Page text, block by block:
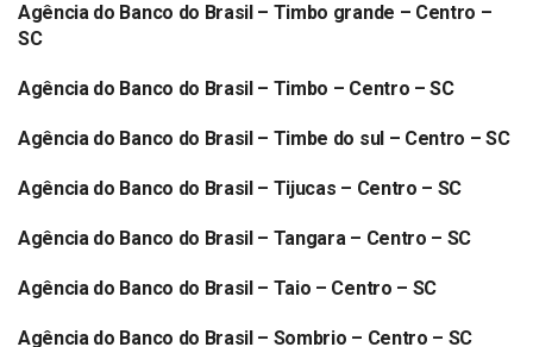
BANCO DO BRASIL
Agência do Banco do Brasil – Timbo grande – Centro –
SC
BANCO DO BRASIL
Agência do Banco do Brasil – Timbo – Centro – SC
BANCO DO BRASIL
Agência do Banco do Brasil – Timbe do sul – Centro – SC
BANCO DO BRASIL
Agência do Banco do Brasil – Tijucas – Centro – SC
BANCO DO BRASIL
Agência do Banco do Brasil – Tangara – Centro – SC
BANCO DO BRASIL
Agência do Banco do Brasil – Taio – Centro – SC
Agência do Banco do Brasil – Sombrio – Centro – SC